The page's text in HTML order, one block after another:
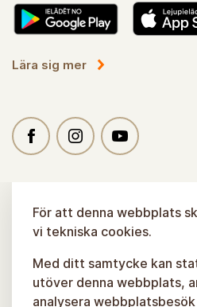
Lära sig mer
För att denna webbplats
vi tekniska cookies.
Med ditt samtycke kan
utöver denna webbplats,
analysera